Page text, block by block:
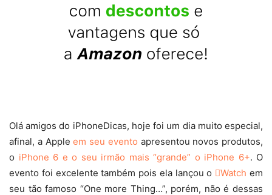
Olá amigos do iPhoneDicas, hoje foi um dia muito especial,
afinal, a Appleem seu evento apresentou novos produtos,
o iPhone 6 e o seu irmão mais “grande” o iPhone 6+. O
evento foi excelente também pois ela lançou o Watch em
seu tão famoso “One more Thing…”, porém, não é dessas